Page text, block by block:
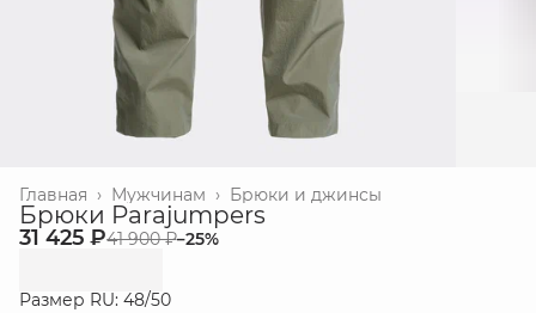
Брюки и джинсы
Мужчинам ›
Главная ›
Брюки Parajumpers
31 425 ₽41 900 ₽−25%
Размер RU: 48/50